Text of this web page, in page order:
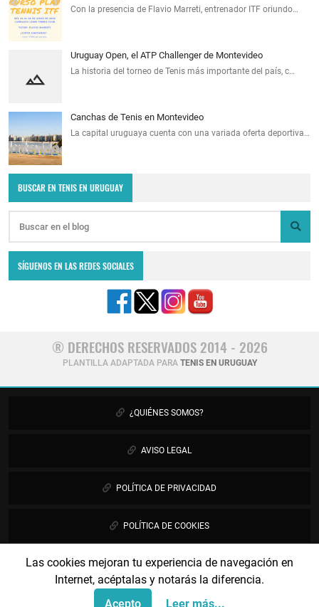
Las cookies mejoran tu experiencia de navegación en
Internet, acéptalas y notarás la diferencia.
Acepto
Leer más...
Con la presencia de Flavio Marreti, entrenador ITF oriundo…
Uruguay Open, el ATP Challenger de Montevideo
La historia del torneo de Tenis más importante del país, c…
Canchas de Tenis en Montevideo
La capital uruguaya cuenta con una variada oferta deportiva…
BUSCAR EN TENIS EN URUGUAY
SÍGUENOS EN LAS REDES SOCIALES
® DERECHOS RESERVADOS 2014 - 2026
PLANTILLA ADAPTADA PARA TENIS EN URUGUAY
¿QUIÉNES SOMOS?
AVISO LEGAL
POLÍTICA DE PRIVACIDAD
POLÍTICA DE COOKIES
PUBLICIDAD
CONTÁCTANOS